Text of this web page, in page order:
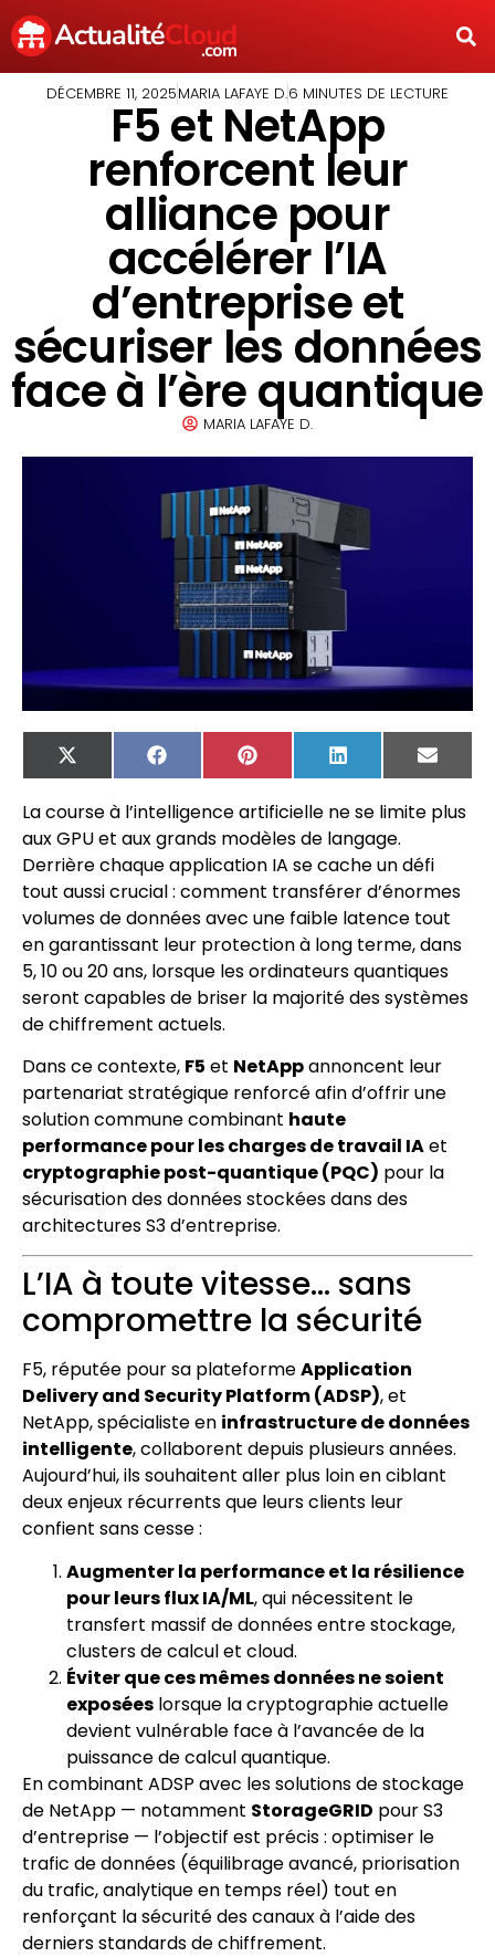
DÉCEMBRE 11, 2025MARIA LAFAYE D.6 MINUTES DE LECTURE
F5 et NetApp
renforcent leur
alliance pour
accélérer l’IA
d’entreprise et
sécuriser les données
face à l’ère quantique
MARIA LAFAYE D.
X
(Twitter)
FacebookPinterest LinkedIn
Email
La course à l’intelligence artificielle ne se limite plus
aux GPU et aux grands modèles de langage.
Derrière chaque application IA se cache un défi
tout aussi crucial : comment transférer d’énormes
volumes de données avec une faible latence tout
en garantissant leur protection à long terme, dans
5, 10 ou 20 ans, lorsque les ordinateurs quantiques
seront capables de briser la majorité des systèmes
de chiffrement actuels.
Dans ce contexte, F5 et NetAppannoncent leur
partenariat stratégique renforcé afin d’offrir une
solution commune combinant haute
performance pour les charges de travail IAet
cryptographie post-quantique (PQC) pour la
sécurisation des données stockées dans des
architectures S3 d’entreprise.
L’IA à toute vitesse… sans
compromettre la sécurité
F5, réputée pour sa plateformeApplication
Delivery and Security Platform (ADSP), et
NetApp, spécialiste en infrastructure de données
intelligente, collaborent depuis plusieurs années.
Aujourd’hui, ils souhaitent aller plus loin en ciblant
deux enjeux récurrents que leurs clients leur
confient sans cesse :
Augmenter la performance et la résilience
pour leurs flux IA/ML, qui nécessitent le
transfert massif de données entre stockage,
clusters de calcul et cloud.
Éviter que ces mêmes données ne soient
exposées lorsque la cryptographie actuelle
devient vulnérable face à l’avancée de la
puissance de calcul quantique.
En combinant ADSP avec les solutions de stockage
de NetApp — notamment StorageGRID pour S3
d’entreprise — l’objectif est précis : optimiser le
trafic de données (équilibrage avancé, priorisation
du trafic, analytique en temps réel) tout en
renforçant la sécurité des canaux à l’aide des
derniers standards de chiffrement.